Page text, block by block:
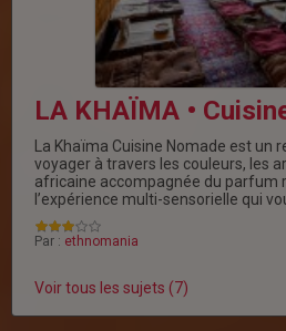
LA KHAÏMA •
La Khaïma Cuisine Nomade est
voyager à travers les couleurs, les
africaine accompagnée du parfum
l’expérience multi-sensorielle qui
Par : ethnomania
Voir tous les sujets (7)